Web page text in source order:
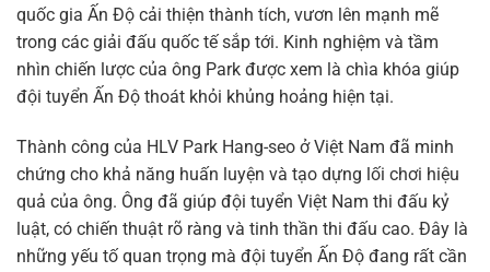
quốc gia Ấn Độ cải thiện thành tích, vươn lên mạnh mẽ
trong các giải đấu quốc tế sắp tới. Kinh nghiệm và tầm
nhìn chiến lược của ông Park được xem là chìa khóa giúp
đội tuyển Ấn Độ thoát khỏi khủng hoảng hiện tại.
Thành công của HLV Park Hang-seo ở Việt Nam đã minh
chứng cho khả năng huấn luyện và tạo dựng lối chơi hiệu
quả của ông. Ông đã giúp đội tuyển Việt Nam thi đấu kỷ
luật, có chiến thuật rõ ràng và tinh thần thi đấu cao. Đây là
những yếu tố quan trọng mà đội tuyển Ấn Độ đang rất cần